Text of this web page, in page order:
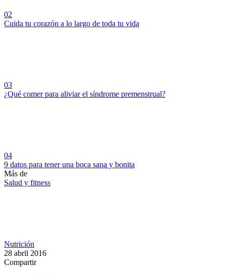
02
Cuida tu corazón a lo largo de toda tu vida
03
¿Qué comer para aliviar el síndrome premenstrual?
04
9 datos para tener una boca sana y bonita
Más de
Salud y fitness
Nutrición
28 abril 2016
Compartir